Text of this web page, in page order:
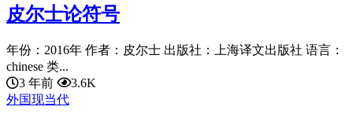
皮尔士论符号
年份：2016年 作者：皮尔士 出版社：上海译文出版社 语言：
chinese 类...
3 年前
3.6K
外国现当代